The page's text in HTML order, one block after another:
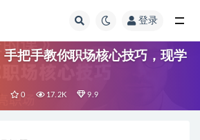
登录
手把手教你职场核心技巧，现学
0 17.2K 9.9